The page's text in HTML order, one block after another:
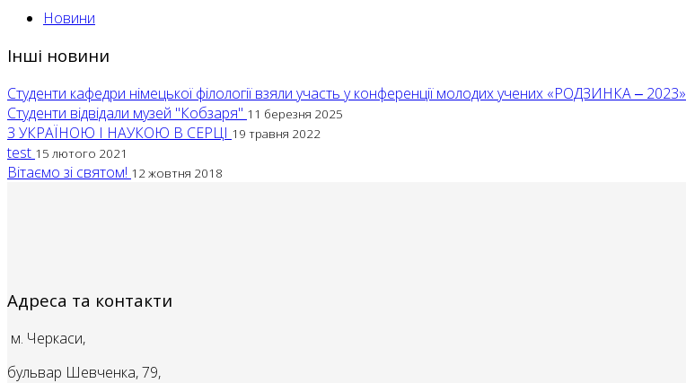
Новини
Інші новини
Студенти кафедри німецької філології взяли участь у конференції молодих учених «РОДЗИНКА ‒ 2023»
Студенти відвідали музей "Кобзаря" 11 березня 2025
З УКРАЇНОЮ І НАУКОЮ В СЕРЦІ 19 травня 2022
test 15 лютого 2021
Вітаємо зі святом! 12 жовтня 2018
Адреса та контакти
м. Черкаси,
бульвар Шевченка, 79,